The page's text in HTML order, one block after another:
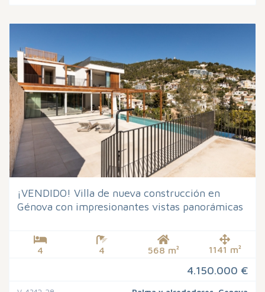
¡VENDIDO! Villa de nueva construcción en
Génova con impresionantes vistas panorámicas
4 4 568 m² 1141 m²
4.150.000 €